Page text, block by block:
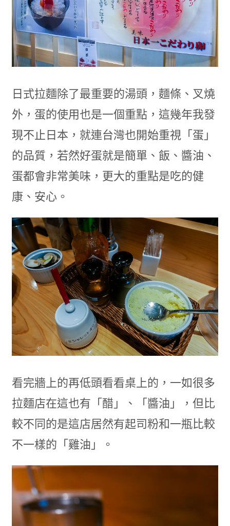
日式拉麵除了最重要的湯頭，麵條、叉燒
外，蛋的使用也是一個重點，這幾年我發
現不止日本，就連台灣也開始重視「蛋」
的品質，若然好蛋就是簡單、飯、醬油、
蛋都會非常美味，更大的重點是吃的健
康、安心。
看完牆上的再低頭看看桌上的，一如很多
拉麵店在這也有「醋」、「醬油」，但比
較不同的是這店居然有起司粉和一瓶比較
不一樣的「雞油」。